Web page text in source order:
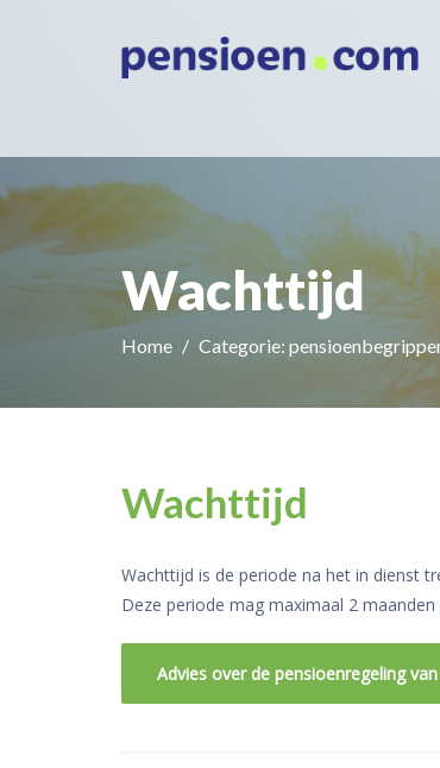
Wachttijd
Home Categorie:
Wachttijd
Wachttijd is de periode na het in dienst
Deze periode mag maximaal 2 maanden
Advies over de pensioenregeling